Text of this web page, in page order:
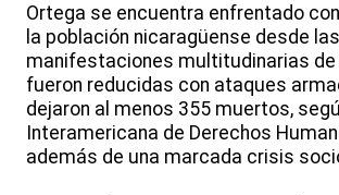
Ortega se encuentra enfrentado
la población nicaragüense desde las
manifestaciones multitudinarias de
fueron reducidas con ataques
dejaron al menos 355 muertos,
Interamericana de Derechos
además de una marcada crisis